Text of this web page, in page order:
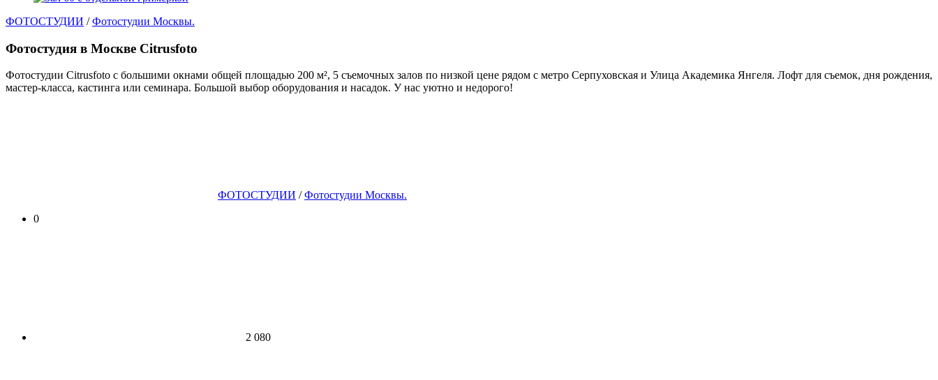
ФОТОСТУДИИ /Фотостудии Москвы.
Фотостудия в Москве Citrusfoto
Фотостудии Citrusfoto с большими окнами общей площадью 200 м², 5 съемочных залов по низкой цене рядом с метро Серпуховская и Улица Академика Янгеля. Лофт для съемок, дня рождения,
мастер-класса, кастинга или семинара. Большой выбор оборудования и насадок. У нас уютно и недорого!
ФОТОСТУДИИ /Фотостудии Москвы.
0
2 080